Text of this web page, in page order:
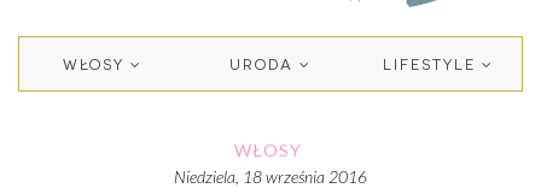
WŁOSY URODA LIFESTYLE
WŁOSY
niedziela, 18 września 2016